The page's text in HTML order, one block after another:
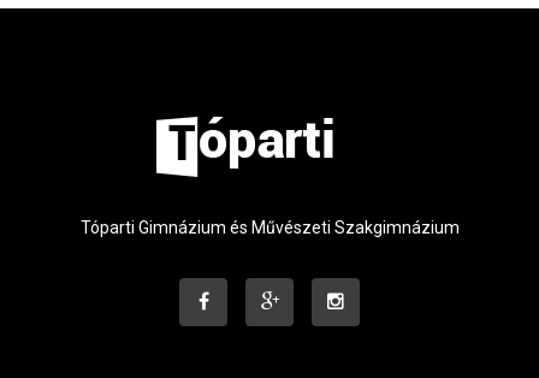
Tóparti Gimnázium és Művészeti Szakgimnázium